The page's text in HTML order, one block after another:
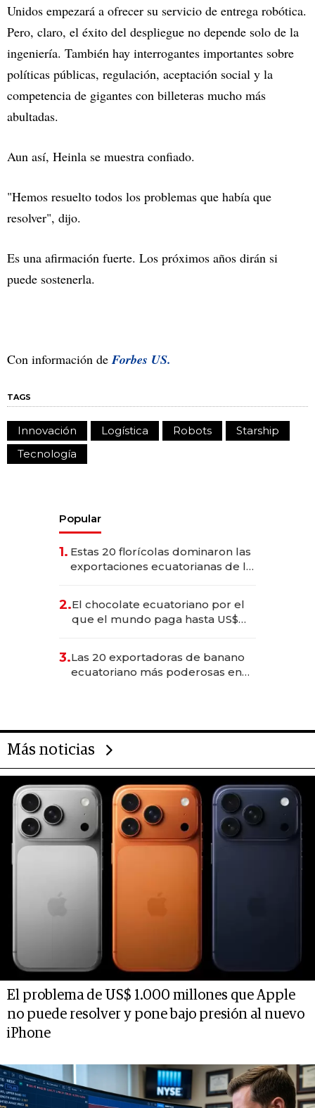
Unidos empezará a ofrecer su servicio de entrega robótica.
Pero, claro, el éxito del despliegue no depende solo de la
ingeniería. También hay interrogantes importantes sobre
políticas públicas, regulación, aceptación social y la
competencia de gigantes con billeteras mucho más
abultadas.
Aun así, Heinla se muestra confiado.
"Hemos resuelto todos los problemas que había que
resolver", dijo.
Es una afirmación fuerte. Los próximos años dirán si
puede sostenerla.
Con información deForbes US.
TAGS
Innovación Logística Robots
Starship
Tecnología
Popular
1. Estas 20 florícolas dominaron las
exportaciones ecuatorianas de la
2.El chocolate ecuatoriano por el
que el mundo paga hasta US$
3.Las 20 exportadoras de banano
ecuatoriano más poderosas en
Más noticias
El problema de US$ 1.000 millones que Apple
no puede resolver y pone bajo presión al nuevo
iPhone